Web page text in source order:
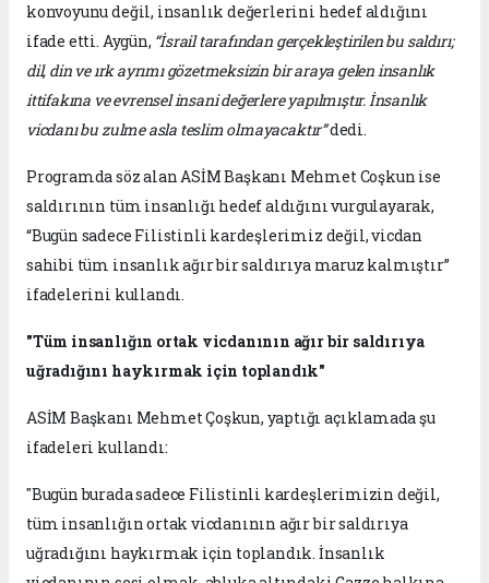
konvoyunu değil, insanlık değerlerini hedef aldığını
ifade etti. Aygün, “İsrail tarafından gerçekleştirilen bu saldırı;
dil, din ve ırk ayrımı gözetmeksizin bir araya gelen insanlık
ittifakına ve evrensel insani değerlere yapılmıştır. İnsanlık
vicdanı bu zulme asla teslim olmayacaktır”dedi.
Programda söz alan ASİM Başkanı Mehmet Coşkun ise
saldırının tüm insanlığı hedef aldığını vurgulayarak,
“Bugün sadece Filistinli kardeşlerimiz değil, vicdan
sahibi tüm insanlık ağır bir saldırıya maruz kalmıştır”
ifadelerini kullandı.
"Tüm insanlığın ortak vicdanının ağır bir saldırıya
uğradığını haykırmak için toplandık"
ASİM Başkanı Mehmet Çoşkun, yaptığı açıklamada şu
ifadeleri kullandı:
"Bugün burada sadece Filistinli kardeşlerimizin değil,
tüm insanlığın ortak vicdanının ağır bir saldırıya
uğradığını haykırmak için toplandık. İnsanlık